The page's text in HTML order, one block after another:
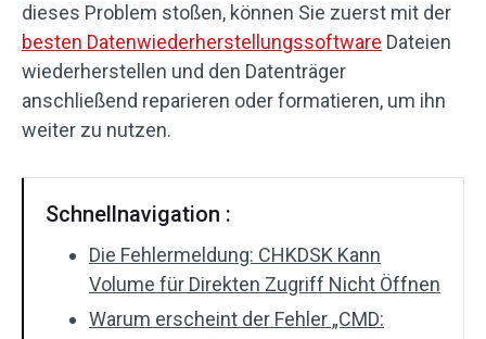
dieses Problem stoßen, können Sie zuerst mit der
besten Datenwiederherstellungssoftware Dateien
wiederherstellen und den Datenträger
anschließend reparieren oder formatieren, um ihn
weiter zu nutzen.
Schnellnavigation :
Die Fehlermeldung: CHKDSK Kann
Volume für Direkten Zugriff Nicht Öffnen
Warum erscheint der Fehler „CMD: